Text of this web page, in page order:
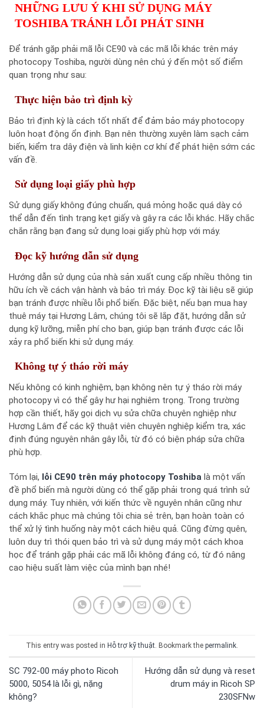
NHỮNG LƯU Ý KHI SỬ DỤNG MÁY
TOSHIBA TRÁNH LỖI PHÁT SINH
Để tránh gặp phải mã lỗi CE90 và các mã lỗi khác trên máy
photocopy Toshiba, người dùng nên chú ý đến một số điểm
quan trọng như sau:
Thực hiện bảo trì định kỳ
Bảo trì định kỳ là cách tốt nhất để đảm bảo máy photocopy
luôn hoạt động ổn định. Bạn nên thường xuyên làm sạch cảm
biến, kiểm tra dây điện và linh kiện cơ khí để phát hiện sớm các
vấn đề.
Sử dụng loại giấy phù hợp
Sử dụng giấy không đúng chuẩn, quá mỏng hoặc quá dày có
thể dẫn đến tình trạng kẹt giấy và gây ra các lỗi khác. Hãy chắc
chắn rằng bạn đang sử dụng loại giấy phù hợp với máy.
Đọc kỹ hướng dẫn sử dụng
Hướng dẫn sử dụng của nhà sản xuất cung cấp nhiều thông tin
hữu ích về cách vận hành và bảo trì máy. Đọc kỹ tài liệu sẽ giúp
bạn tránh được nhiều lỗi phổ biến. Đặc biệt, nếu bạn mua hay
thuê máy tại Hương Lâm, chúng tôi sẽ lắp đặt, hướng dẫn sử
dụng kỹ lưỡng, miễn phí cho bạn, giúp bạn tránh được các lỗi
xảy ra phổ biến khi sử dụng máy.
Không tự ý tháo rời máy
Nếu không có kinh nghiệm, bạn không nên tự ý tháo rời máy
photocopy vì có thể gây hư hại nghiêm trọng. Trong trường
hợp cần thiết, hãy gọi dịch vụ sửa chữa chuyên nghiệp như
Hương Lâm để các kỹ thuật viên chuyên nghiệp kiểm tra, xác
định đúng nguyên nhân gây lỗi, từ đó có biện pháp sửa chữa
phù hợp.
Tóm lại, lỗi CE90 trên máy photocopy Toshiba là một vấn
đề phổ biến mà người dùng có thể gặp phải trong quá trình sử
dụng máy. Tuy nhiên, với kiến thức về nguyên nhân cũng như
cách khắc phục mà chúng tôi chia sẻ trên, bạn hoàn toàn có
thể xử lý tình huống này một cách hiệu quả. Cũng đừng quên,
luôn duy trì thói quen bảo trì và sử dụng máy một cách khoa
học để tránh gặp phải các mã lỗi không đáng có, từ đó nâng
cao hiệu suất làm việc của mình bạn nhé!
This entry was posted in Hỗ trợ kỹ thuật. Bookmark the permalink.
SC 792-00 máy photo Ricoh
5000, 5054 là lỗi gì, nặng
không?
Hướng dẫn sử dụng và reset
drum máy in Ricoh SP
230SFNw